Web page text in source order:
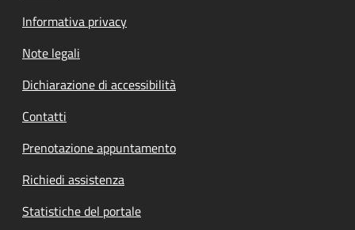
Informativa privacy
Note legali
Dichiarazione di accessibilità
Contatti
Prenotazione appuntamento
Richiedi assistenza
Statistiche del portale